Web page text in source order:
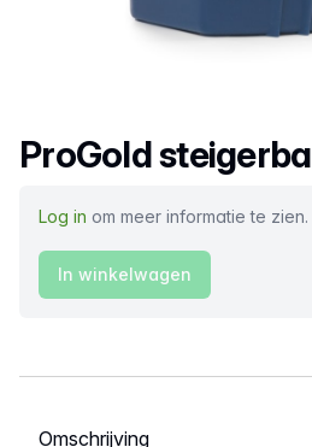
Productnaam
ProGold
Log in om meer informatie te zien.
In winkelwagen
Selecteer een tabblad